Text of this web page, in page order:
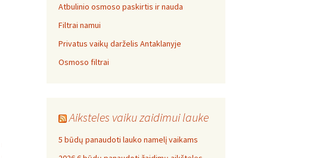
Atbulinio osmoso paskirtis ir nauda
Filtrai namui
Privatus vaikų darželis Antaklanyje
Osmoso filtrai
Aiksteles vaiku zaidimui lauke
5 būdų panaudoti lauko namelį vaikams